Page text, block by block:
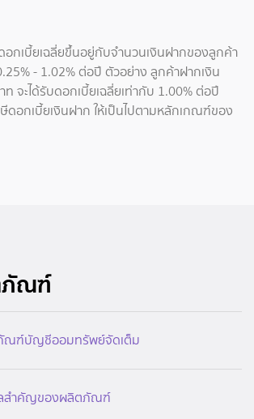
กเบี้ยเฉลี่ยขึ้นอยู่กับจำนวนเงินฝากของลูกค้า
- 1.02% ต่อปี ตัวอย่าง ลูกค้าฝากเงิน
จะได้รับดอกเบี้ยเฉลี่ยเท่ากับ 1.00% ต่อปี
ดอกเบี้ยเงินฝาก ให้เป็นไปตามหลักเกณฑ์ของ
ณฑ์
ณฑ์บัญชีออมทรัพย์จัดเต็ม
ลสำคัญของผลิตภัณฑ์